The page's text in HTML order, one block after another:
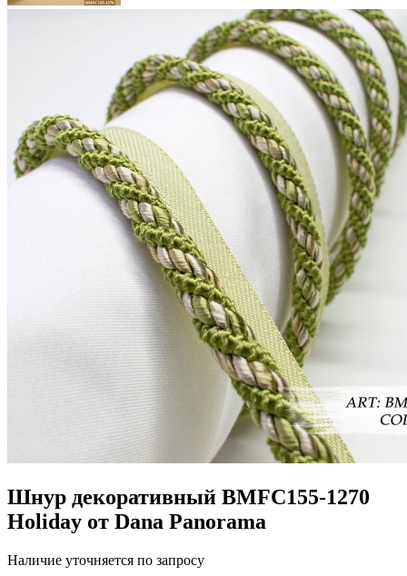
Шнур декоративный BMFC155-1270
Holiday от Dana Panorama
Наличие уточняется по запросу